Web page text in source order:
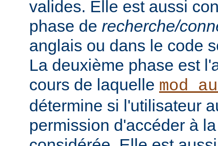
valides. Elle est aussi
phase de recherche/
anglais ou dans le code
La deuxième phase est
cours de laquelle
détermine si l'utilisateur
permission d'accéder à